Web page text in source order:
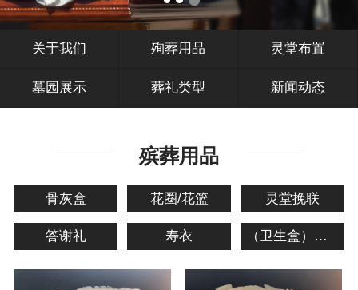
关于我们 殉葬用品 灵堂布置
墓园展示 葬礼类型 新闻动态
殡葬用品
骨灰盒 花圈/花篮 灵堂挽联
答谢礼 寿衣 （卫生盒）棺材